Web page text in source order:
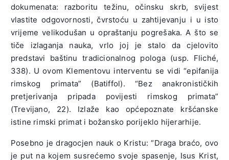
dokumenata: razboritu težinu, očinsku skrb, svijest
vlastite odgovornosti, čvrstoću u zahtijevanju i u isto
vrijeme velikodušan u opraštanju pogrešaka. A što se
tiče izlaganja nauka, vrlo joj je stalo da cjelovito
predstavi baštinu tradicionalnog pologa (usp. Fliché,
338). U ovom Klementovu interventu se vidi “epifanija
rimskog primata” (Batiffol). “Bez anakronističkih
pretjerivanja pripada povijesti rimskog primata”
(Trevijano, 22). Izlaže kao općepoznate kršćanske
istine rimski primat i božansko porijeklo hijerarhije.
Posebno je dragocjen nauk o Kristu: “Draga braćo, ovo
je put na kojem susrećemo svoje spasenje, Isus Krist,